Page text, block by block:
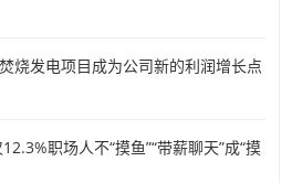
烧发电项目成为公司新的利润增长点
职场人不“摸鱼”“带薪聊天”成“摸